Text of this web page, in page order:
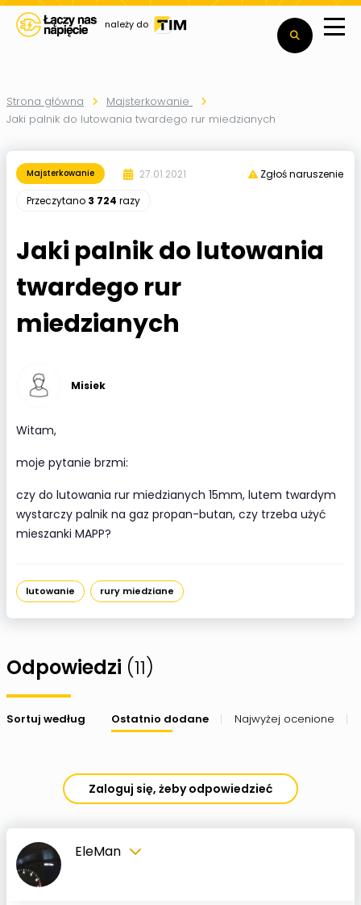
należy do
Strona główna
Majsterkowanie
Jaki palnik do lutowania twardego rur miedzianych
Majsterkowanie
27.01.2021
Przeczytano 3 724 razy
Zgłoś naruszenie
Jaki palnik do lutowania
twardego rur
miedzianych
Misiek
Witam,
moje pytanie brzmi:
czy do lutowania rur miedzianych 15mm, lutem twardym
wystarczy palnik na gaz propan-butan, czy trzeba użyć
mieszanki MAPP?
lutowanie rury miedziane
Odpowiedzi (11)
Sortuj według Ostatnio dodane Najwyżej ocenione
Zaloguj się, żeby odpowiedzieć
EleMan